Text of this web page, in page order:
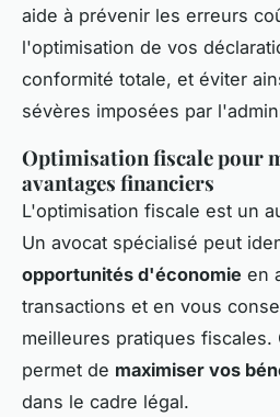
aide à prévenir les erreurs
l'optimisation de vos
conformité totale, et éviter
sévères imposées par
Optimisation fiscale pour
avantages financiers
L'optimisation fiscale est un
Un avocat spécialisé peut
opportunités d'économie en
transactions et en vous
meilleures pratiques
permet de maximiser vos
dans le cadre légal.